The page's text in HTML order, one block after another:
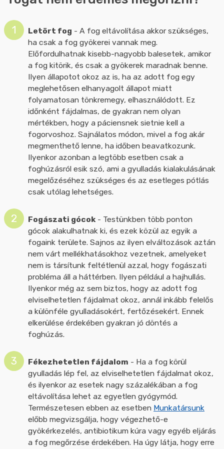
Letört fog - A fog eltávolítása akkor szükséges,
ha csak a fog gyökerei vannak meg.
Előfordulhatnak kisebb-nagyobb balesetek, amikor
a fog kitörik, és csak a gyökerek maradnak benne.
Ilyen állapotot okoz az is, ha az adott fog egy
meglehetősen elhanyagolt állapot miatt
folyamatosan tönkremegy, elhasználódott. Ez
időnként fájdalmas, de gyakran nem olyan
mértékben, hogy a páciensnek sietnie kell a
fogorvoshoz. Sajnálatos módon, mivel a fog akár
megmenthető lenne, ha időben beavatkozunk.
Ilyenkor azonban a legtöbb esetben csak a
foghúzásról esik szó, ami a gyulladás kialakulásának
megelőzéséhez szükséges és az esetleges pótlás
csak utólag lehetséges.
Fogászati gócok- Testünkben több ponton
gócok alakulhatnak ki, és ezek közül az egyik a
fogaink területe. Sajnos az ilyen elváltozások aztán
nem várt mellékhatásokhoz vezetnek, amelyeket
nem is társítunk feltétlenül azzal, hogy fogászati
probléma áll a háttérben. Ilyen például a hajhullás.
Ilyenkor még az sem biztos, hogy az adott fog
elviselhetetlen fájdalmat okoz, annál inkább felelős
a különféle gyulladásokért, fertőzésekért. Ennek
elkerülése érdekében gyakran jó döntés a
foghúzás.
Fékezhetetlen fájdalom - Ha a fog körül
gyulladás lép fel, az elviselhetetlen fájdalmat okoz,
és ilyenkor az esetek nagy százalékában a fog
eltávolítása lehet az egyetlen gyógymód.
Természetesen ebben az esetben Munkatársunk
előbb megvizsgálja, hogy végezhető-e
gyökérkezelés, antibiotikum kúra vagy egyéb eljárás
a fog megőrzése érdekében. Ha úgy látja, hogy erre